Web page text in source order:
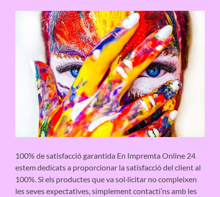
100% de satisfacció garantida En Impremta Online 24
estem dedicats a proporcionar la satisfacció del client al
100%. Si els productes que va sol·licitar no compleixen
les seves expectatives, simplement contacti’ns amb les